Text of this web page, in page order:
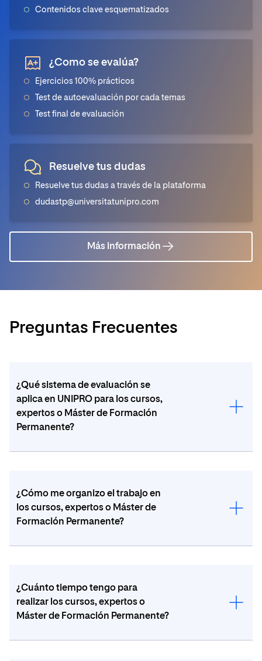
Contenidos clave esquematizados
¿Como se evalúa?
Ejercicios 100% prácticos
Test de autoevaluación por cada temas
Test final de evaluación
Resuelve tus dudas
Resuelve tus dudas a través de la plataforma
dudastp@universitatunipro.com
Más información
Preguntas Frecuentes
¿Qué sistema de evaluación se
aplica en UNIPRO para los cursos,
expertos o Máster de Formación
Permanente?
formada por los
El sistema de calificación se basa en la siguiente
7,0 - 8,9Notable (NT)
¿Cómo me organizo el trabajo en
los cursos, expertos o Máster de
Formación Permanente?
tratarse de formación online puedes organizar tu
tiempo de estudio como desees, pero recuerda,
estas estudiando con una metodología en línea: tu
¿Cuánto tiempo tengo para
realizar los cursos, expertos o
Máster de Formación Permanente?